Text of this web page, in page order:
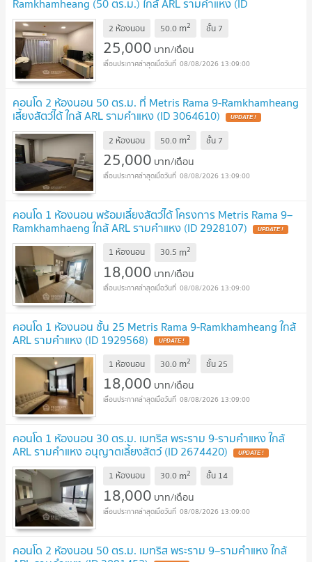
Ramkhamheang (50 ตร.ม.) ใกล้ ARL รามคำแหง (ID
3129446) UPDATE !
2 ห้องนอน 50.0 m2 ชั้น 7
25,000 บาท/เดือน
08/08/2026 13:09:00
คอนโด 2 ห้องนอน 50 ตร.ม. ที่ Metris Rama 9-Ramkhamheang
เลี้ยงสัตว์ได้ ใกล้ ARL รามคำแหง (ID 3064610) UPDATE !
2 ห้องนอน 50.0 m2 ชั้น 7
25,000 บาท/เดือน
08/08/2026 13:09:00
คอนโด 1 ห้องนอน พร้อมเลี้ยงสัตว์ได้ โครงการ Metris Rama 9–
Ramkhamhaeng ใกล้ ARL รามคำแหง (ID 2928107) UPDATE !
1 ห้องนอน 30.5 m2
18,000 บาท/เดือน
08/08/2026 13:09:00
คอนโด 1 ห้องนอน ชั้น 25 Metris Rama 9-Ramkhamheang ใกล้
ARL รามคำแหง (ID 1929568) UPDATE !
1 ห้องนอน 30.0 m2 ชั้น25
18,000 บาท/เดือน
08/08/2026 13:09:00
คอนโด 1 ห้องนอน 30 ตร.ม. เมทริส พระราม 9-รามคำแหง ใกล้
ARL รามคำแหง อนุญาตเลี้ยงสัตว์ (ID 2674420) UPDATE !
1 ห้องนอน 30.0 m2 ชั้น 14
18,000 บาท/เดือน
08/08/2026 13:09:00
คอนโด 2 ห้องนอน 50 ตร.ม. เมทริส พระราม 9–รามคำแหง ใกล้